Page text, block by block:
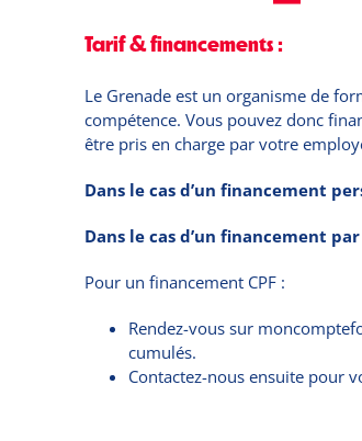
Tarif & financements :
Le Grenade est un organisme de
compétence. Vous pouvez donc
être pris en charge par votre
Dans le cas d’un financement
Dans le cas d’un financement par
Pour un financement CPF :
Rendez-vous sur
cumulés.
Contactez-nous ensuite pour